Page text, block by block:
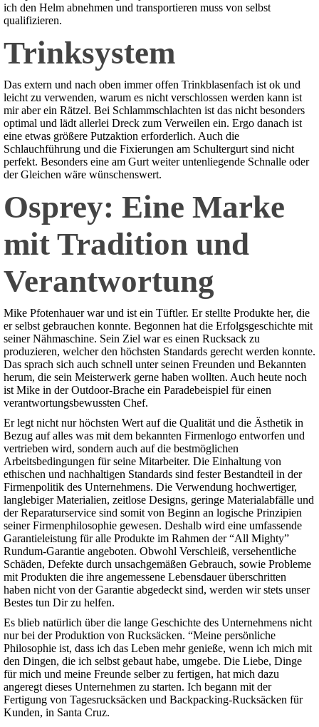
ich den Helm abnehmen und transportieren muss von selbst
qualifizieren.
Trinksystem
Das extern und nach oben immer offen Trinkblasenfach ist ok und
leicht zu verwenden, warum es nicht verschlossen werden kann ist
mir aber ein Rätzel. Bei Schlammschlachten ist das nicht besonders
optimal und lädt allerlei Dreck zum Verweilen ein. Ergo danach ist
eine etwas größere Putzaktion erforderlich. Auch die
Schlauchführung und die Fixierungen am Schultergurt sind nicht
perfekt. Besonders eine am Gurt weiter untenliegende Schnalle oder
der Gleichen wäre wünschenswert.
Osprey: Eine Marke
mit Tradition und
Verantwortung
Mike Pfotenhauer war und ist ein Tüftler. Er stellte Produkte her, die
er selbst gebrauchen konnte. Begonnen hat die Erfolgsgeschichte mit
seiner Nähmaschine. Sein Ziel war es einen Rucksack zu
produzieren, welcher den höchsten Standards gerecht werden konnte.
Das sprach sich auch schnell unter seinen Freunden und Bekannten
herum, die sein Meisterwerk gerne haben wollten. Auch heute noch
ist Mike in der Outdoor-Brache ein Paradebeispiel für einen
verantwortungsbewussten Chef.
Er legt nicht nur höchsten Wert auf die Qualität und die Ästhetik in
Bezug auf alles was mit dem bekannten Firmenlogo entworfen und
vertrieben wird, sondern auch auf die bestmöglichen
Arbeitsbedingungen für seine Mitarbeiter. Die Einhaltung von
ethischen und nachhaltigen Standards sind fester Bestandteil in der
Firmenpolitik des Unternehmens. Die Verwendung hochwertiger,
langlebiger Materialien, zeitlose Designs, geringe Materialabfälle und
der Reparaturservice sind somit von Beginn an logische Prinzipien
seiner Firmenphilosophie gewesen. Deshalb wird eine umfassende
Garantieleistung für alle Produkte im Rahmen der “All Mighty”
Rundum-Garantie angeboten. Obwohl Verschleiß, versehentliche
Schäden, Defekte durch unsachgemäßen Gebrauch, sowie Probleme
mit Produkten die ihre angemessene Lebensdauer überschritten
haben nicht von der Garantie abgedeckt sind, werden wir stets unser
Bestes tun Dir zu helfen.
Es blieb natürlich über die lange Geschichte des Unternehmens nicht
nur bei der Produktion von Rucksäcken. “Meine persönliche
Philosophie ist, dass ich das Leben mehr genieße, wenn ich mich mit
den Dingen, die ich selbst gebaut habe, umgebe. Die Liebe, Dinge
für mich und meine Freunde selber zu fertigen, hat mich dazu
angeregt dieses Unternehmen zu starten. Ich begann mit der
Fertigung von Tagesrucksäcken und Backpacking-Rucksäcken für
Kunden, in Santa Cruz.